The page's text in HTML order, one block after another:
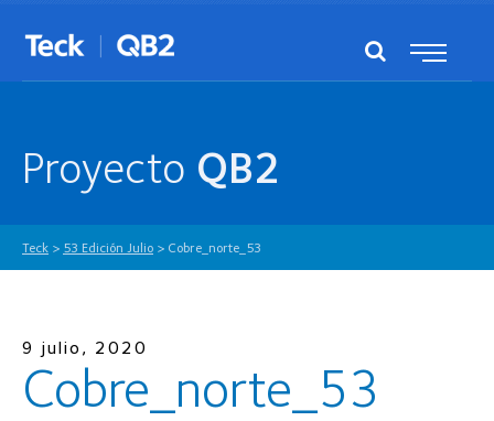
Proyecto QB2
Teck > 53 Edición Julio > Cobre_norte_53
9 julio, 2020
Cobre_norte_53